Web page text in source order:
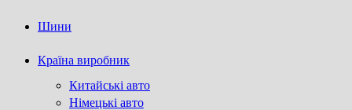
Шини
Країна виробник
Китайські авто
Німецькі авто